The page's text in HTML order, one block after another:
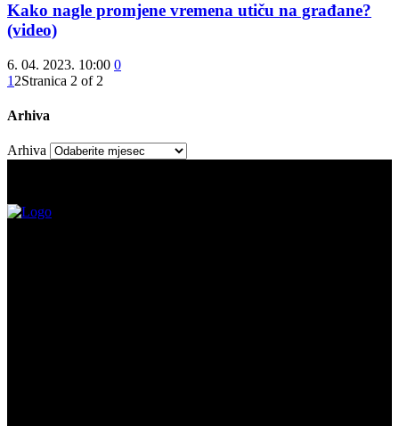
Kako nagle promjene vremena utiču na građane?
(video)
6. 04. 2023. 10:00 0
1 2Stranica 2 of 2
Arhiva
Arhiva